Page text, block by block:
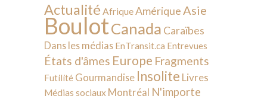
Actualité AfriqueAmérique Asie
BoulotCanada Caraïbes
Dans les médias EnTransit.ca Entrevues
États d'âmes Europe Fragments
Futilité Gourmandise Insolite Livres
Médias sociaux Montréal N'importe